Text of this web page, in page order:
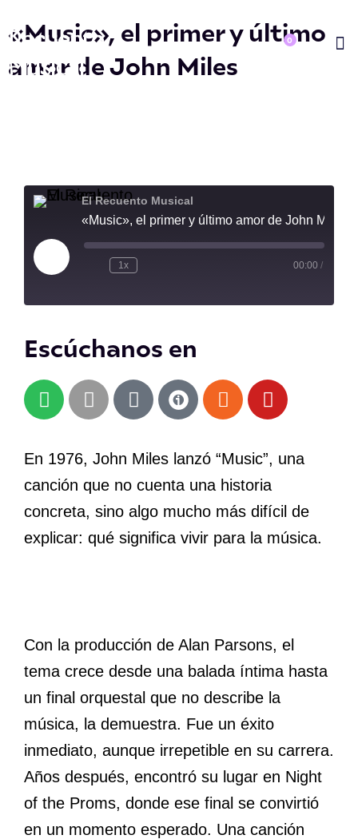
al
contenido
Recuento
Musical
0
Carrito
«Music», el primer y último
amor de John Miles
El Recuento Musical
«Music», el primer y último amor de John Miles
Reproducir
episodio
1x 00:00 /
Escúchanos en
S
p
f
y
A
p
e
A
m
z
o
n
R
s
Y
o
t
u
b
e
En 1976, John Miles lanzó “Music”, una
canción que no cuenta una historia
concreta, sino algo mucho más difícil de
explicar: qué significa vivir para la música.
Con la producción de Alan Parsons, el
tema crece desde una balada íntima hasta
un final orquestal que no describe la
música, la demuestra. Fue un éxito
inmediato, aunque irrepetible en su carrera.
Años después, encontró su lugar en Night
of the Proms, donde ese final se convirtió
en un momento esperado. Una canción